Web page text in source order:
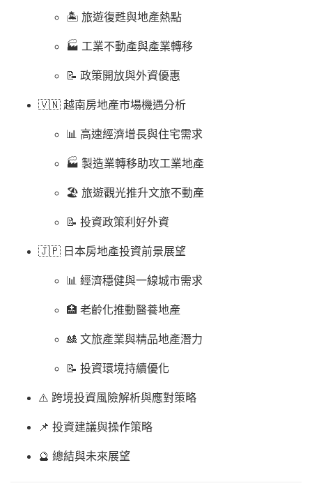
🏝️ 旅遊復甦與地產熱點
🏭 工業不動產與產業轉移
📝 政策開放與外資優惠
🇻🇳 越南房地產市場機遇分析
📊 高速經濟增長與住宅需求
🏭 製造業轉移助攻工業地產
🏖️ 旅遊觀光推升文旅不動產
📝 投資政策利好外資
🇯🇵 日本房地產投資前景展望
📊 經濟穩健與一線城市需求
🏥 老齡化推動醫養地產
🎎 文旅產業與精品地產潛力
📝 投資環境持續優化
⚠️ 跨境投資風險解析與應對策略
📌 投資建議與操作策略
🔮 總結與未來展望